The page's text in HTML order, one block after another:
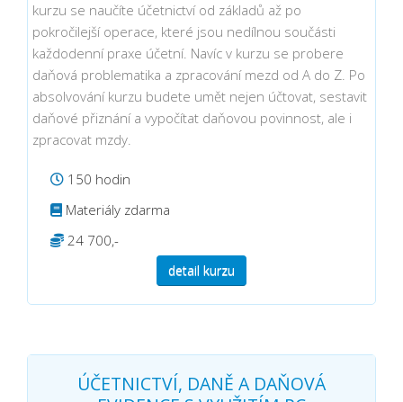
kurzu se naučíte účetnictví od základů až po
pokročilejší operace, které jsou nedílnou součásti
každodenní praxe účetní. Navíc v kurzu se probere
daňová problematika a zpracování mezd od A do Z. Po
absolvování kurzu budete umět nejen účtovat, sestavit
daňové přiznání a vypočítat daňovou povinnost, ale i
zpracovat mzdy.
150 hodin
Materiály zdarma
24 700,-
detail kurzu
ÚČETNICTVÍ, DANĚ A DAŇOVÁ